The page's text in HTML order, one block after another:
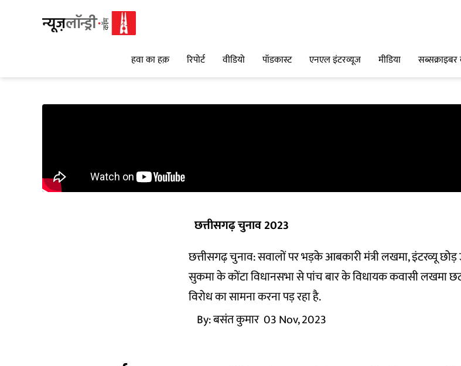
हवा का हक़ रिपोर्ट वीडियो पॉडकास्ट एनएल इंटरव्यूज मीडिया
छत्तीसगढ़ चुनाव 2023
छत्तीसगढ़ चुनाव: सवालों पर भड़के आबकारी मंत्री लखमा, इंटरव्यू
सुकमा के कोंटा विधानसभा से पांच बार के विधायक कवासी लखमा
विरोध का सामना करना पड़ रहा है.
By:बसंत कुमार 03 Nov, 2023